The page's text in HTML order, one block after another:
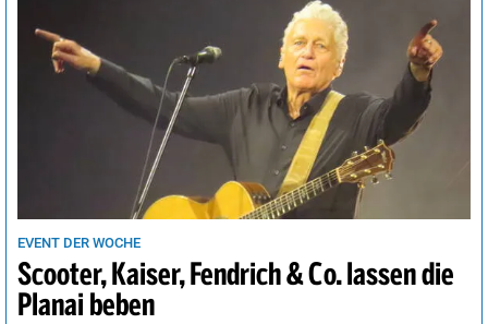
EVENT DER WOCHE
Scooter, Kaiser, Fendrich & Co. lassen die
Planai beben